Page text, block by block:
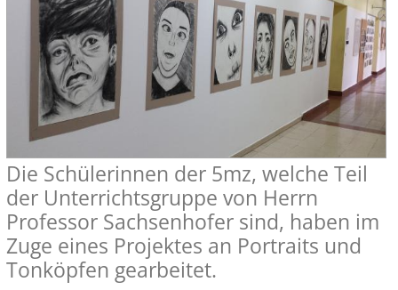
Die Schülerinnen der 5mz, welche Teil
der Unterrichtsgruppe von Herrn
Professor Sachsenhofer sind, haben im
Zuge eines Projektes an Portraits und
Tonköpfen gearbeitet.